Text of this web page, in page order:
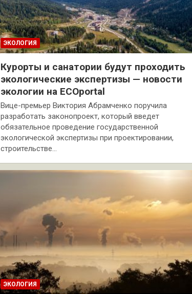
ЭКОЛОГИЯ
Курорты и санатории будут проходить
экологические экспертизы — новости
экологии на ECOportal
Вице-премьер Виктория Абрамченко поручила
разработать законопроект, который введет
обязательное проведение государственной
экологической экспертизы при проектировании,
строительстве…
ЭКОЛОГИЯ